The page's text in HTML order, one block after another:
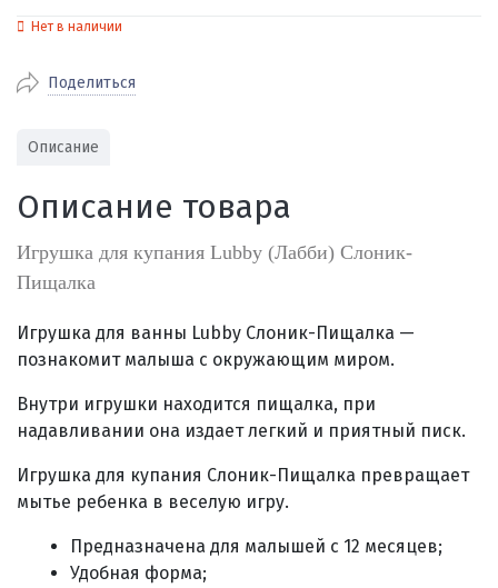
доставка
стоимость доставки
службами Пэк, Кит, Луч, Сдэк, Озон
доставка, Почта РФ или любой другой
транспортной компанией на Ваш выбор
Наличными при получении (для
городов)
Онлайн через СБП
Нет в наличии
Поделиться
Описание
Описание товара
Игрушка для купания Lubby (Лабби) Слоник-
Пищалка
Игрушка для ванны Lubby Слоник-Пищалка —
познакомит малыша с окружающим миром.
Внутри игрушки находится пищалка, при
надавливании она издает легкий и приятный писк.
Игрушка для купания Слоник-Пищалка превращает
мытье ребенка в веселую игру.
Предназначена для малышей с 12 месяцев;
Удобная форма;